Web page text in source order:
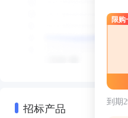
招标产品
限购
到期